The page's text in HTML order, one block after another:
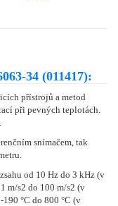
34 (011417):
přístrojů a metod
při pevných teplotách.
snímačem, tak
od 10 Hz do 3 kHz (v
m/s2 do 100 m/s2 (v
°C do 800 °C (v